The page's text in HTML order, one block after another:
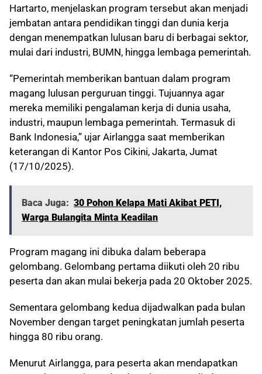
Hartarto, menjelaskan program tersebut akan menjadi
jembatan antara pendidikan tinggi dan dunia kerja
dengan menempatkan lulusan baru di berbagai sektor,
mulai dari industri, BUMN, hingga lembaga pemerintah.
“Pemerintah memberikan bantuan dalam program
magang lulusan perguruan tinggi. Tujuannya agar
mereka memiliki pengalaman kerja di dunia usaha,
industri, maupun lembaga pemerintah. Termasuk di
Bank Indonesia,” ujar Airlangga saat memberikan
keterangan di Kantor Pos Cikini, Jakarta, Jumat
(17/10/2025).
Baca Juga: 30 Pohon Kelapa Mati Akibat PETI,
Warga Bulangita Minta Keadilan
Program magang ini dibuka dalam beberapa
gelombang. Gelombang pertama diikuti oleh 20 ribu
peserta dan akan mulai bekerja pada 20 Oktober 2025.
Sementara gelombang kedua dijadwalkan pada bulan
November dengan target peningkatan jumlah peserta
hingga 80 ribu orang.
Menurut Airlangga, para peserta akan mendapatkan